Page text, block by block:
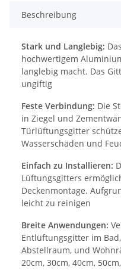
Beschreibung
Stark und Langlebig:
hochwertigem
langlebig macht. Das
ungiftig
Feste Verbindung: Die
in Ziegel und
Türlüftungsgitter
Wasserschäden und
Einfach zu Installieren:
Lüftungsgitters
Deckenmontage.
leicht zu reinigen
Breite Anwendungen:
Entlüftungsgitter im
Abstellraum, und
20cm, 30cm, 40cm,